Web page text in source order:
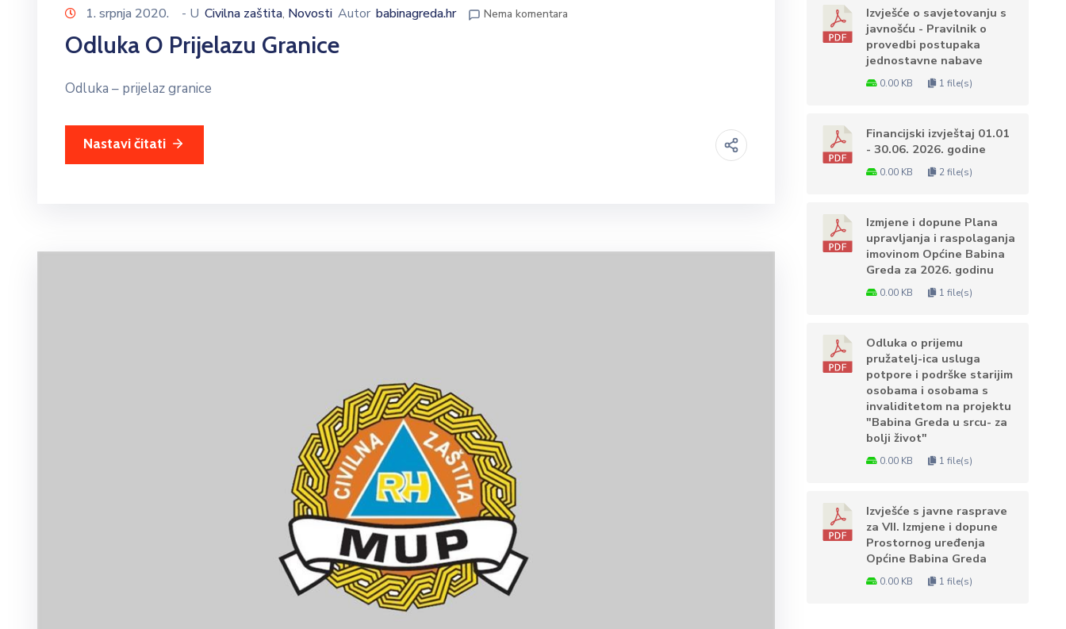
1. srpnja 2020. - U Civilna zaštita‚ Novosti Autor babinagreda.hr Nema komentara
Odluka O Prijelazu Granice
Odluka – prijelaz granice
Nastavi čitati
Izvješće o savjetovanju s
javnošću - Pravilnik o
provedbi postupaka
jednostavne nabave
0.00 KB 1 file(s)
Financijski izvještaj 01.01
- 30.06. 2026. godine
0.00 KB 2 file(s)
Izmjene i dopune Plana
upravljanja i raspolaganja
imovinom Općine Babina
Greda za 2026. godinu
0.00 KB 1 file(s)
Odluka o prijemu
pružatelj-ica usluga
potpore i podrške starijim
osobama i osobama s
invaliditetom na projektu
"Babina Greda u srcu- za
bolji život"
0.00 KB 1 file(s)
Izvješće s javne rasprave
za VII. Izmjene i dopune
Prostornog uređenja
Općine Babina Greda
0.00 KB 1 file(s)